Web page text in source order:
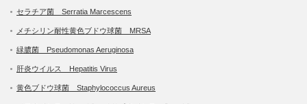
セラチア菌 Serratia Marcescens
メチシリン耐性黄色ブドウ球菌 MRSA
緑膿菌 Pseudomonas Aeruginosa
肝炎ウイルス Hepatitis Virus
黄色ブドウ球菌 Staphylococcus Aureus